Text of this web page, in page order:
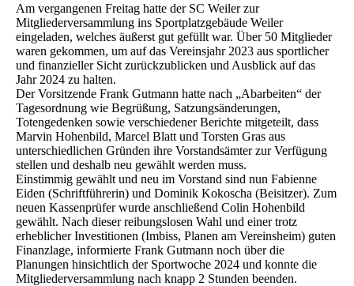
Am vergangenen Freitag hatte der SC Weiler zur
Mitgliederversammlung ins Sportplatzgebäude Weiler
eingeladen, welches äußerst gut gefüllt war. Über 50 Mitglieder
waren gekommen, um auf das Vereinsjahr 2023 aus sportlicher
und finanzieller Sicht zurückzublicken und Ausblick auf das
Jahr 2024 zu halten.
Der Vorsitzende Frank Gutmann hatte nach „Abarbeiten“ der
Tagesordnung wie Begrüßung, Satzungsänderungen,
Totengedenken sowie verschiedener Berichte mitgeteilt, dass
Marvin Hohenbild, Marcel Blatt und Torsten Gras aus
unterschiedlichen Gründen ihre Vorstandsämter zur Verfügung
stellen und deshalb neu gewählt werden muss.
Einstimmig gewählt und neu im Vorstand sind nun Fabienne
Eiden (Schriftführerin) und Dominik Kokoscha (Beisitzer). Zum
neuen Kassenprüfer wurde anschließend Colin Hohenbild
gewählt. Nach dieser reibungslosen Wahl und einer trotz
erheblicher Investitionen (Imbiss, Planen am Vereinsheim) guten
Finanzlage, informierte Frank Gutmann noch über die
Planungen hinsichtlich der Sportwoche 2024 und konnte die
Mitgliederversammlung nach knapp 2 Stunden beenden.